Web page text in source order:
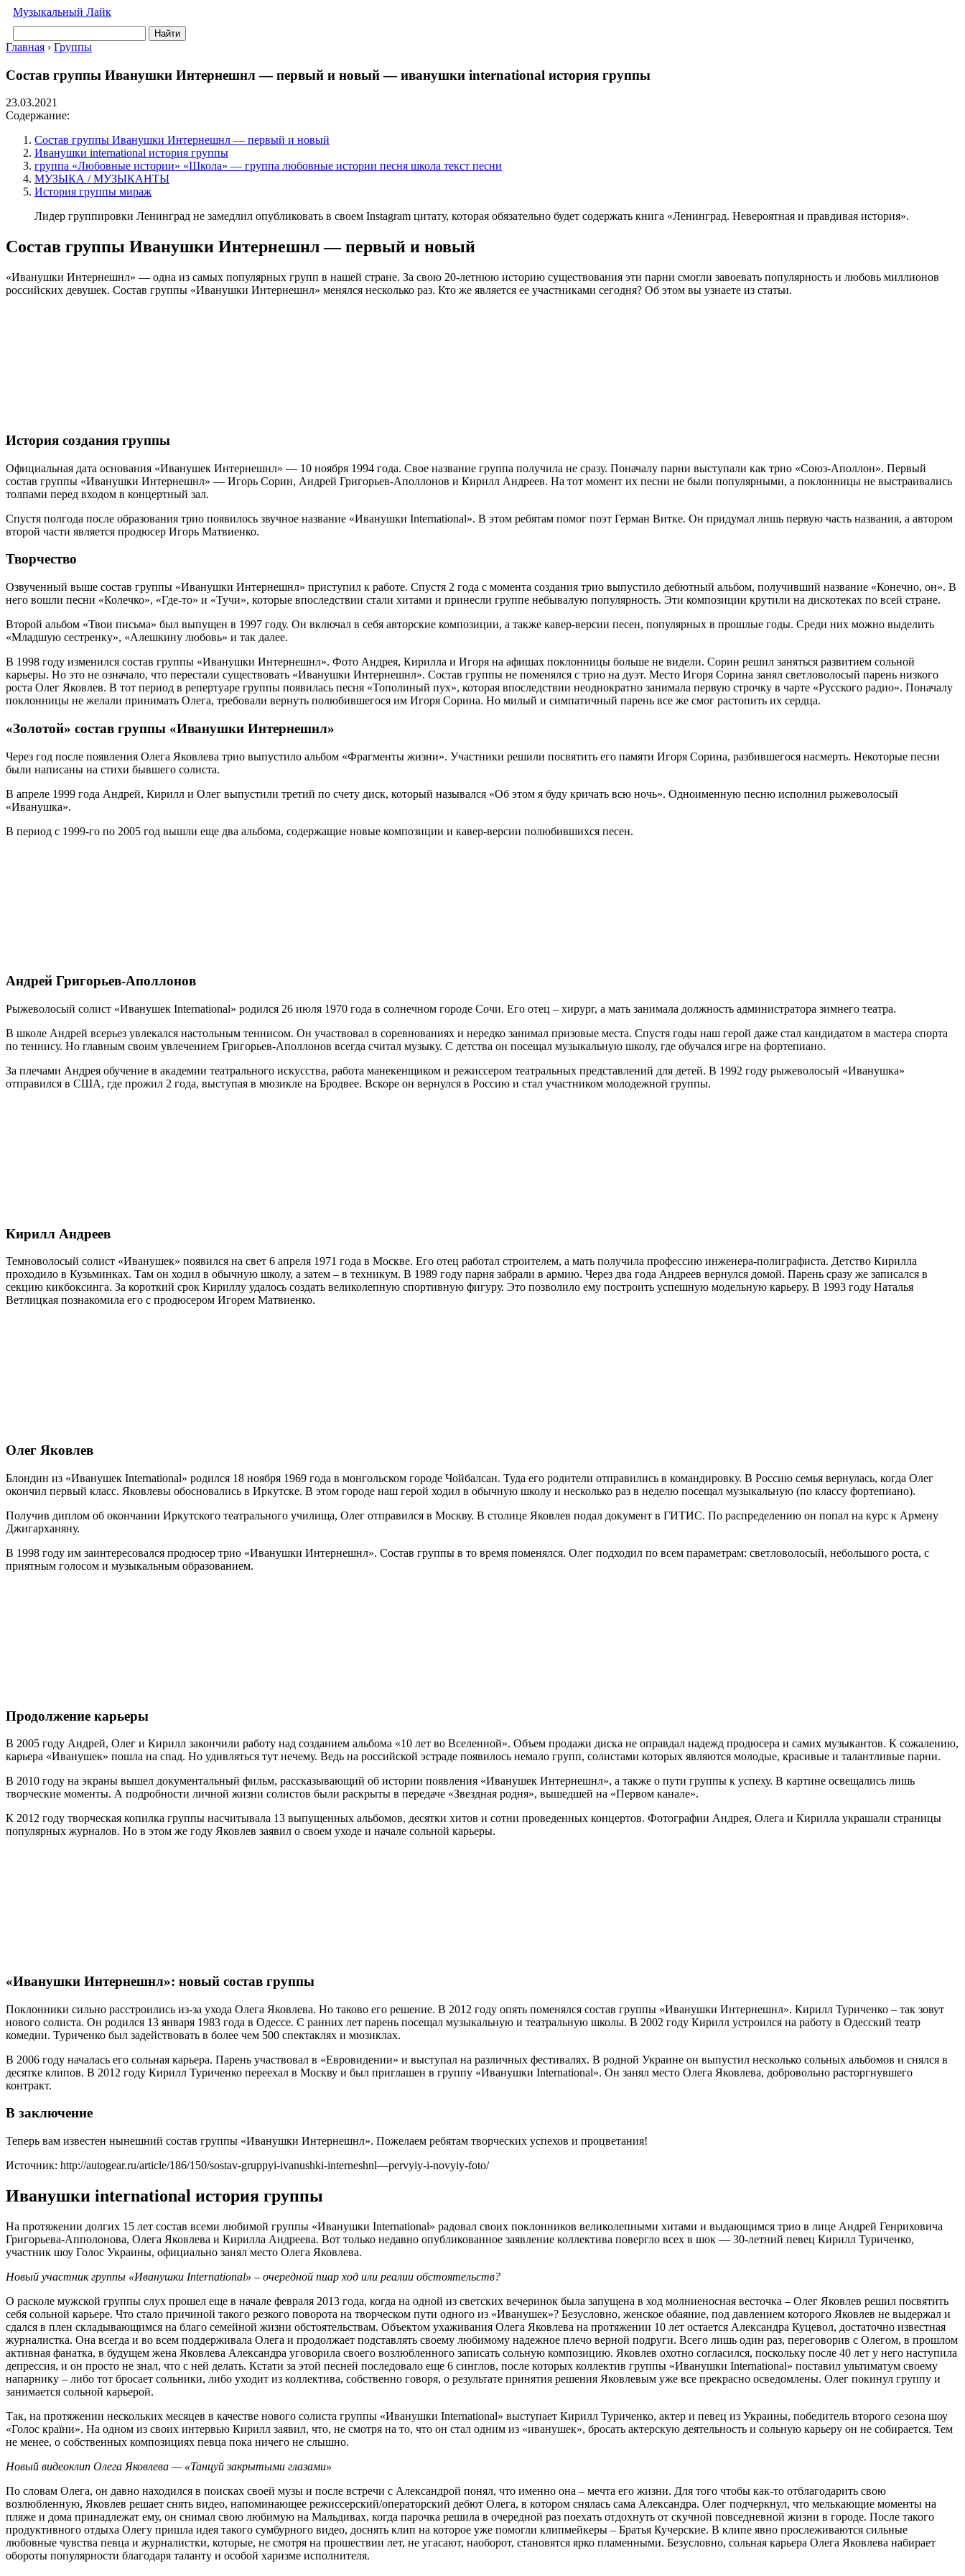
Музыкальный Лайк
Найти
Главная › Группы
Состав группы Иванушки Интернешнл — первый и новый — иванушки international история группы
23.03.2021
Содержание:
Состав группы Иванушки Интернешнл — первый и новый
Иванушки international история группы
группа «Любовные истории» «Школа» — группа любовные истории песня школа текст песни
МУЗЫКА / МУЗЫКАНТЫ
История группы мираж
Лидер группировки Ленинград не замедлил опубликовать в своем Instagram цитату, которая обязательно будет содержать книга «Ленинград. Невероятная и правдивая история».
Состав группы Иванушки Интернешнл — первый и новый
«Иванушки Интернешнл» — одна из самых популярных групп в нашей стране. За свою 20-летнюю историю существования эти парни смогли завоевать популярность и любовь миллионов
российских девушек. Состав группы «Иванушки Интернешнл» менялся несколько раз. Кто же является ее участниками сегодня? Об этом вы узнаете из статьи.
История создания группы
Официальная дата основания «Иванушек Интернешнл» — 10 ноября 1994 года. Свое название группа получила не сразу. Поначалу парни выступали как трио «Союз-Аполлон». Первый
состав группы «Иванушки Интернешнл» — Игорь Сорин, Андрей Григорьев-Аполлонов и Кирилл Андреев. На тот момент их песни не были популярными, а поклонницы не выстраивались
толпами перед входом в концертный зал.
Спустя полгода после образования трио появилось звучное название «Иванушки International». В этом ребятам помог поэт Герман Витке. Он придумал лишь первую часть названия, а автором
второй части является продюсер Игорь Матвиенко.
Творчество
Озвученный выше состав группы «Иванушки Интернешнл» приступил к работе. Спустя 2 года с момента создания трио выпустило дебютный альбом, получивший название «Конечно, он». В
него вошли песни «Колечко», «Где-то» и «Тучи», которые впоследствии стали хитами и принесли группе небывалую популярность. Эти композиции крутили на дискотеках по всей стране.
Второй альбом «Твои письма» был выпущен в 1997 году. Он включал в себя авторские композиции, а также кавер-версии песен, популярных в прошлые годы. Среди них можно выделить
«Младшую сестренку», «Алешкину любовь» и так далее.
В 1998 году изменился состав группы «Иванушки Интернешнл». Фото Андрея, Кирилла и Игоря на афишах поклонницы больше не видели. Сорин решил заняться развитием сольной
карьеры. Но это не означало, что перестали существовать «Иванушки Интернешнл». Состав группы не поменялся с трио на дуэт. Место Игоря Сорина занял светловолосый парень низкого
роста Олег Яковлев. В тот период в репертуаре группы появилась песня «Тополиный пух», которая впоследствии неоднократно занимала первую строчку в чарте «Русского радио». Поначалу
поклонницы не желали принимать Олега, требовали вернуть полюбившегося им Игоря Сорина. Но милый и симпатичный парень все же смог растопить их сердца.
«Золотой» состав группы «Иванушки Интернешнл»
Через год после появления Олега Яковлева трио выпустило альбом «Фрагменты жизни». Участники решили посвятить его памяти Игоря Сорина, разбившегося насмерть. Некоторые песни
были написаны на стихи бывшего солиста.
В апреле 1999 года Андрей, Кирилл и Олег выпустили третий по счету диск, который назывался «Об этом я буду кричать всю ночь». Одноименную песню исполнил рыжеволосый
«Иванушка».
В период с 1999-го по 2005 год вышли еще два альбома, содержащие новые композиции и кавер-версии полюбившихся песен.
Андрей Григорьев-Аполлонов
Рыжеволосый солист «Иванушек International» родился 26 июля 1970 года в солнечном городе Сочи. Его отец – хирург, а мать занимала должность администратора зимнего театра.
В школе Андрей всерьез увлекался настольным теннисом. Он участвовал в соревнованиях и нередко занимал призовые места. Спустя годы наш герой даже стал кандидатом в мастера спорта
по теннису. Но главным своим увлечением Григорьев-Аполлонов всегда считал музыку. С детства он посещал музыкальную школу, где обучался игре на фортепиано.
За плечами Андрея обучение в академии театрального искусства, работа манекенщиком и режиссером театральных представлений для детей. В 1992 году рыжеволосый «Иванушка»
отправился в США, где прожил 2 года, выступая в мюзикле на Бродвее. Вскоре он вернулся в Россию и стал участником молодежной группы.
Кирилл Андреев
Темноволосый солист «Иванушек» появился на свет 6 апреля 1971 года в Москве. Его отец работал строителем, а мать получила профессию инженера-полиграфиста. Детство Кирилла
проходило в Кузьминках. Там он ходил в обычную школу, а затем – в техникум. В 1989 году парня забрали в армию. Через два года Андреев вернулся домой. Парень сразу же записался в
секцию кикбоксинга. За короткий срок Кириллу удалось создать великолепную спортивную фигуру. Это позволило ему построить успешную модельную карьеру. В 1993 году Наталья
Ветлицкая познакомила его с продюсером Игорем Матвиенко.
Олег Яковлев
Блондин из «Иванушек International» родился 18 ноября 1969 года в монгольском городе Чойбалсан. Туда его родители отправились в командировку. В Россию семья вернулась, когда Олег
окончил первый класс. Яковлевы обосновались в Иркутске. В этом городе наш герой ходил в обычную школу и несколько раз в неделю посещал музыкальную (по классу фортепиано).
Получив диплом об окончании Иркутского театрального училища, Олег отправился в Москву. В столице Яковлев подал документ в ГИТИС. По распределению он попал на курс к Армену
Джигарханяну.
В 1998 году им заинтересовался продюсер трио «Иванушки Интернешнл». Состав группы в то время поменялся. Олег подходил по всем параметрам: светловолосый, небольшого роста, с
приятным голосом и музыкальным образованием.
Продолжение карьеры
В 2005 году Андрей, Олег и Кирилл закончили работу над созданием альбома «10 лет во Вселенной». Объем продажи диска не оправдал надежд продюсера и самих музыкантов. К сожалению,
карьера «Иванушек» пошла на спад. Но удивляться тут нечему. Ведь на российской эстраде появилось немало групп, солистами которых являются молодые, красивые и талантливые парни.
В 2010 году на экраны вышел документальный фильм, рассказывающий об истории появления «Иванушек Интернешнл», а также о пути группы к успеху. В картине освещались лишь
творческие моменты. А подробности личной жизни солистов были раскрыты в передаче «Звездная родня», вышедшей на «Первом канале».
К 2012 году творческая копилка группы насчитывала 13 выпущенных альбомов, десятки хитов и сотни проведенных концертов. Фотографии Андрея, Олега и Кирилла украшали страницы
популярных журналов. Но в этом же году Яковлев заявил о своем уходе и начале сольной карьеры.
«Иванушки Интернешнл»: новый состав группы
Поклонники сильно расстроились из-за ухода Олега Яковлева. Но таково его решение. В 2012 году опять поменялся состав группы «Иванушки Интернешнл». Кирилл Туриченко – так зовут
нового солиста. Он родился 13 января 1983 года в Одессе. С ранних лет парень посещал музыкальную и театральную школы. В 2002 году Кирилл устроился на работу в Одесский театр
комедии. Туриченко был задействовать в более чем 500 спектаклях и мюзиклах.
В 2006 году началась его сольная карьера. Парень участвовал в «Евровидении» и выступал на различных фестивалях. В родной Украине он выпустил несколько сольных альбомов и снялся в
десятке клипов. В 2012 году Кирилл Туриченко переехал в Москву и был приглашен в группу «Иванушки International». Он занял место Олега Яковлева, добровольно расторгнувшего
контракт.
В заключение
Теперь вам известен нынешний состав группы «Иванушки Интернешнл». Пожелаем ребятам творческих успехов и процветания!
Источник: http://autogear.ru/article/186/150/sostav-gruppyi-ivanushki-interneshnl—pervyiy-i-novyiy-foto/
Иванушки international история группы
На протяжении долгих 15 лет состав всеми любимой группы «Иванушки International» радовал своих поклонников великолепными хитами и выдающимся трио в лице Андрей Генриховича
Григорьева-Апполонова, Олега Яковлева и Кирилла Андреева. Вот только недавно опубликованное заявление коллектива повергло всех в шок — 30-летний певец Кирилл Туриченко,
участник шоу Голос Украины, официально занял место Олега Яковлева.
Новый участник группы «Иванушки International» – очередной пиар ход или реалии обстоятельств?
О расколе мужской группы слух прошел еще в начале февраля 2013 года, когда на одной из светских вечеринок была запущена в ход молниеносная весточка – Олег Яковлев решил посвятить
себя сольной карьере. Что стало причиной такого резкого поворота на творческом пути одного из «Иванушек»? Безусловно, женское обаяние, под давлением которого Яковлев не выдержал и
сдался в плен складывающимся на благо семейной жизни обстоятельствам. Объектом ухаживания Олега Яковлева на протяжении 10 лет остается Александра Куцевол, достаточно известная
журналистка. Она всегда и во всем поддерживала Олега и продолжает подставлять своему любимому надежное плечо верной подруги. Всего лишь один раз, переговорив с Олегом, в прошлом
активная фанатка, в будущем жена Яковлева Александра уговорила своего возлюбленного записать сольную композицию. Яковлев охотно согласился, поскольку после 40 лет у него наступила
депрессия, и он просто не знал, что с ней делать. Кстати за этой песней последовало еще 6 синглов, после которых коллектив группы «Иванушки International» поставил ультиматум своему
напарнику – либо тот бросает сольники, либо уходит из коллектива, собственно говоря, о результате принятия решения Яковлевым уже все прекрасно осведомлены. Олег покинул группу и
занимается сольной карьерой.
Так, на протяжении нескольких месяцев в качестве нового солиста группы «Иванушки International» выступает Кирилл Туриченко, актер и певец из Украины, победитель второго сезона шоу
«Голос країни». На одном из своих интервью Кирилл заявил, что, не смотря на то, что он стал одним из «иванушек», бросать актерскую деятельность и сольную карьеру он не собирается. Тем
не менее, о собственных композициях певца пока ничего не слышно.
Новый видеоклип Олега Яковлева — «Танцуй закрытыми глазами»
По словам Олега, он давно находился в поисках своей музы и после встречи с Александрой понял, что именно она – мечта его жизни. Для того чтобы как-то отблагодарить свою
возлюбленную, Яковлев решает снять видео, напоминающее режиссерский/операторский дебют Олега, в котором снялась сама Александра. Олег подчеркнул, что мелькающие моменты на
пляже и дома принадлежат ему, он снимал свою любимую на Мальдивах, когда парочка решила в очередной раз поехать отдохнуть от скучной повседневной жизни в городе. После такого
продуктивного отдыха Олегу пришла идея такого сумбурного видео, доснять клип на которое уже помогли клипмейкеры – Братья Кучерские. В клипе явно прослеживаются сильные
любовные чувства певца и журналистки, которые, не смотря на прошествии лет, не угасают, наоборот, становятся ярко пламенными. Безусловно, сольная карьера Олега Яковлева набирает
обороты популярности благодаря таланту и особой харизме исполнителя.